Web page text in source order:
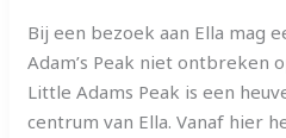
Bij een bezoek aan Ella mag
Adam’s Peak niet ontbreken
Little Adams Peak is een
centrum van Ella. Vanaf hier